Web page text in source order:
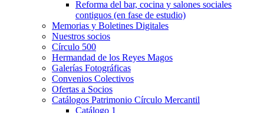
Reforma del bar, cocina y salones sociales
contiguos (en fase de estudio)
Memorias y Boletines Digitales
Nuestros socios
Círculo 500
Hermandad de los Reyes Magos
Galerías Fotográficas
Convenios Colectivos
Ofertas a Socios
Catálogos Patrimonio Círculo Mercantil
Catálogo 1